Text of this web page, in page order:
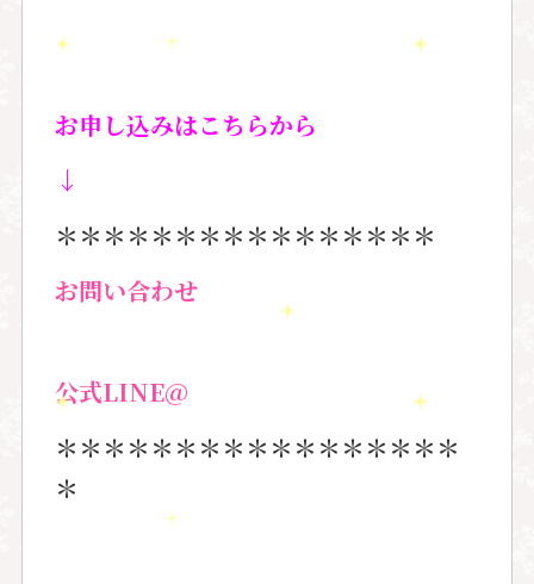
お申し込みはこちらから
↓
＊＊＊＊＊＊＊＊＊＊＊＊＊＊＊＊
お問い合わせ
公式LINE@
＊＊＊＊＊＊＊＊＊＊＊＊＊＊＊＊＊
＊